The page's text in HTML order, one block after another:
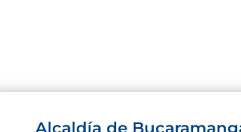
Alcaldía de